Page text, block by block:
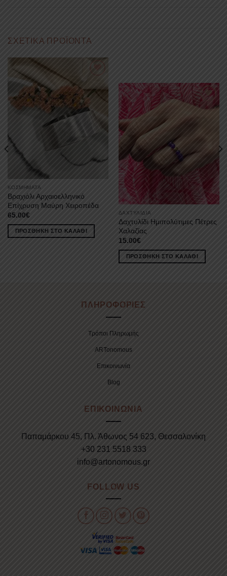
ΣΧΕΤΙΚΆ ΠΡΟΪΌΝΤΑ
ΚΟΣΜΉΜΑΤΑ
Βραχιόλι Αρχαιοελληνικό
Eπίχρυση Μαύρη Xειροπέδα
65.00€
ΠΡΟΣΘΉΚΗ ΣΤΟ ΚΑΛΆΘΙ
ΔΑΧΤΥΛΊΔΙΑ
Δαχτυλίδι Ημιπολύτιμες Πέτρες
Χαλαζίας
15.00€
ΠΡΟΣΘΉΚΗ ΣΤΟ ΚΑΛΆΘΙ
ΠΛΗΡΟΦΟΡΙΕΣ
Τρόποι Πληρωμής
ARTonomous
Επικοινωνία
Blog
ΕΠΙΚΟΙΝΩΝΙΑ
Παπαμάρκου 45, Πλ. Άθωνος 54 623, Θεσσαλονίκη
+30 231 5518 333
info@artonomous.gr
FOLLOW US